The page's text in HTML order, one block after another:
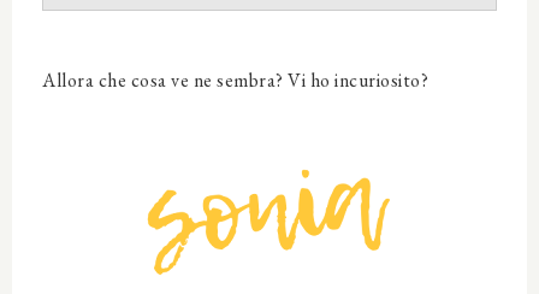
Allora che cosa ve ne sembra? Vi ho incuriosito?